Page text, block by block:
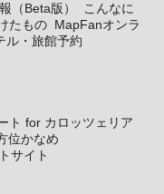
（Beta版）
こんなに
たもの MapFanオンラ
ル・旅館予約
ト for カロッツェリア
位かなめ
サイト